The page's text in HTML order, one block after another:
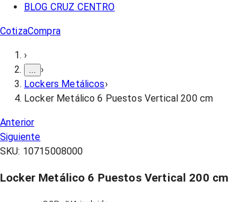
BLOG CRUZ CENTRO
CotizaCompra
›
›
Lockers Metálicos›
Locker Metálico 6 Puestos Vertical 200 cm
Anterior
Siguiente
SKU: 10715008000
Locker Metálico 6 Puestos Vertical 200 cm